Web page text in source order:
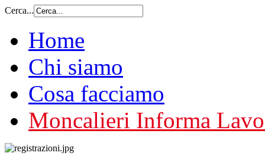
Cerca...
Home
Chi siamo
Cosa facciamo
Moncalieri Informa